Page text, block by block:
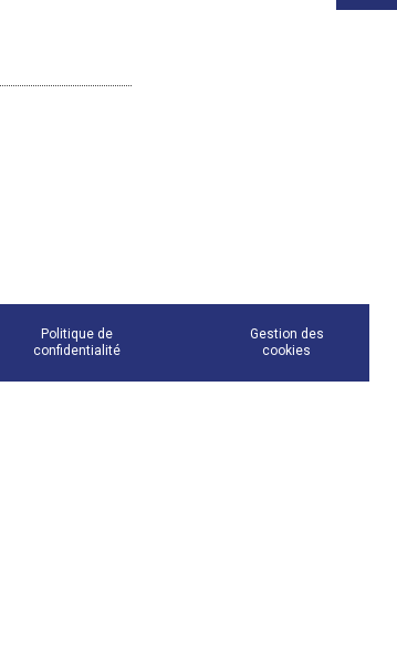
Politique de
confidentialité
Gestion des
cookies